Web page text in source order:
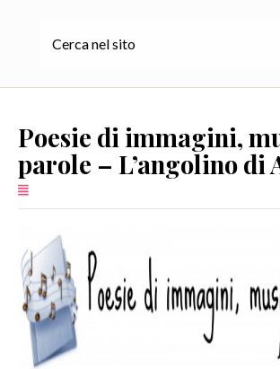
WOR(L)DS
CONTATTI
Poesie di immagini,
parole – L’angolino di